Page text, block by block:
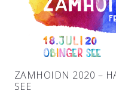
ZAMHOIDN 2020 –
SEE